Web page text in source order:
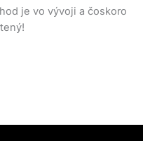
je vo vývoji a čoskoro